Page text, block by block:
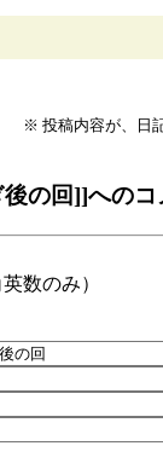
※ 投稿内容が、日
の回]]へのコ
数のみ）